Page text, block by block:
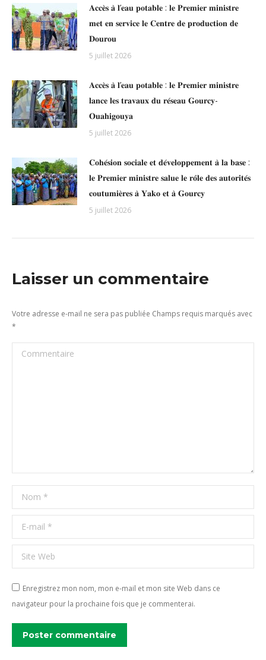
𝐀𝐜𝐜𝐞̀𝐬 𝐚̀ 𝐥’𝐞𝐚𝐮 𝐩𝐨𝐭𝐚𝐛𝐥𝐞 : 𝐥𝐞 𝐏𝐫𝐞𝐦𝐢𝐞𝐫 𝐦𝐢𝐧𝐢𝐬𝐭𝐫𝐞
𝐦𝐞𝐭 𝐞𝐧 𝐬𝐞𝐫𝐯𝐢𝐜𝐞 𝐥𝐞 𝐂𝐞𝐧𝐭𝐫𝐞 𝐝𝐞 𝐩𝐫𝐨𝐝𝐮𝐜𝐭𝐢𝐨𝐧 𝐝𝐞
𝐃𝐨𝐮𝐫𝐨𝐮
5 juillet 2026
𝐀𝐜𝐜𝐞̀𝐬 𝐚̀ 𝐥’𝐞𝐚𝐮 𝐩𝐨𝐭𝐚𝐛𝐥𝐞 : 𝐥𝐞 𝐏𝐫𝐞𝐦𝐢𝐞𝐫 𝐦𝐢𝐧𝐢𝐬𝐭𝐫𝐞
𝐥𝐚𝐧𝐜𝐞 𝐥𝐞𝐬 𝐭𝐫𝐚𝐯𝐚𝐮𝐱 𝐝𝐮 𝐫𝐞́𝐬𝐞𝐚𝐮 𝐆𝐨𝐮𝐫𝐜𝐲-
𝐎𝐮𝐚𝐡𝐢𝐠𝐨𝐮𝐲𝐚
5 juillet 2026
𝐂𝐨𝐡𝐞́𝐬𝐢𝐨𝐧 𝐬𝐨𝐜𝐢𝐚𝐥𝐞 𝐞𝐭 𝐝𝐞́𝐯𝐞𝐥𝐨𝐩𝐩𝐞𝐦𝐞𝐧𝐭 𝐚̀ 𝐥𝐚 𝐛𝐚𝐬𝐞 :
𝐥𝐞 𝐏𝐫𝐞𝐦𝐢𝐞𝐫 𝐦𝐢𝐧𝐢𝐬𝐭𝐫𝐞 𝐬𝐚𝐥𝐮𝐞 𝐥𝐞 𝐫𝐨̂𝐥𝐞 𝐝𝐞𝐬 𝐚𝐮𝐭𝐨𝐫𝐢𝐭𝐞́𝐬
𝐜𝐨𝐮𝐭𝐮𝐦𝐢𝐞̀𝐫𝐞𝐬 𝐚̀ 𝐘𝐚𝐤𝐨 𝐞𝐭 𝐚̀ 𝐆𝐨𝐮𝐫𝐜𝐲
5 juillet 2026
Laisser un commentaire
Votre adresse e-mail ne sera pas publiée Champs requis marqués avec
*
Commentaire
Nom *
E-mail *
Site Web
Enregistrez mon nom, mon e-mail et mon site Web dans ce
navigateur pour la prochaine fois que je commenterai.
Poster commentaire